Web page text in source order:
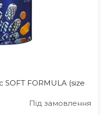
FORMULA (size
Під замовлення